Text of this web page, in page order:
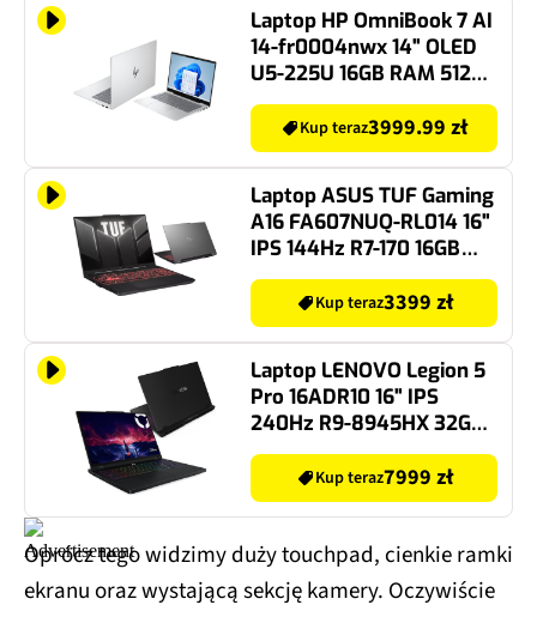
Laptop HP OmniBook 7 AI
14-fr0004nwx 14" OLED
U5-225U 16GB RAM 512GB
SSD Windows 11 Home,
Funkcje AI
Kup teraz3999.99 zł
Laptop ASUS TUF Gaming
A16 FA607NUQ-RL014 16"
IPS 144Hz R7-170 16GB
RAM 512GB SSD GeForce
RTX4050 DLSS 4, Funkcje
AI
Kup teraz3399 zł
Laptop LENOVO Legion 5
Pro 16ADR10 16" IPS
240Hz R9-8945HX 32GB
RAM 1TB SSD GeForce
RTX5070Kup teraz7999 zł
Oprócz tego widzimy duży touchpad, cienkie ramki
ekranu oraz wystającą sekcję kamery. Oczywiście